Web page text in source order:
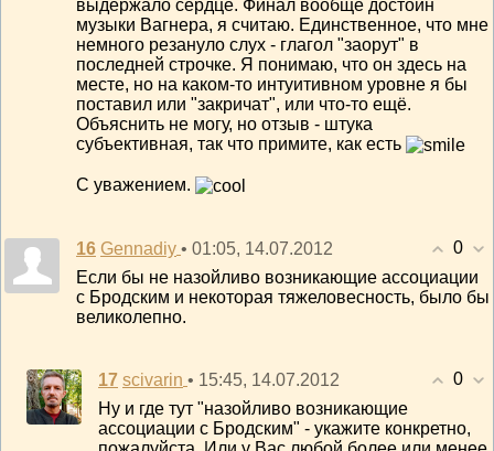
выдержало сердце. Финал вообще достоин
музыки Вагнера, я считаю. Единственное, что мне
немного резануло слух - глагол "заорут" в
последней строчке. Я понимаю, что он здесь на
месте, но на каком-то интуитивном уровне я бы
поставил или "закричат", или что-то ещё.
Объяснить не могу, но отзыв - штука
субъективная, так что примите, как есть
С уважением.
0
16 Gennadiy • 01:05, 14.07.2012
Если бы не назойливо возникающие ассоциации
с Бродским и некоторая тяжеловесность, было бы
великолепно.
0
17 scivarin • 15:45, 14.07.2012
Ну и где тут "назойливо возникающие
ассоциации с Бродским" - укажите конкретно,